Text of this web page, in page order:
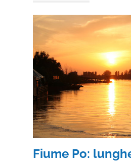
Fiume Po: